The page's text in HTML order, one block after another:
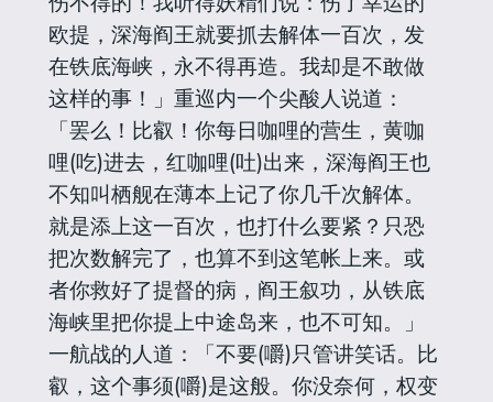
欧提，深海阎王就要抓去解体一百次，发
在铁底海峡，永不得再造。我却是不敢做
这样的事！」重巡内一个尖酸人说道：
「罢么！比叡！你每日咖哩的营生，黄咖
哩(吃)进去，红咖哩(吐)出来，深海阎王也
不知叫栖舰在薄本上记了你几千次解体。
就是添上这一百次，也打什么要紧？只恐
把次数解完了，也算不到这笔帐上来。或
者你救好了提督的病，阎王叙功，从铁底
海峡里把你提上中途岛来，也不可知。」
一航战的人道：「不要(嚼)只管讲笑话。比
叡，这个事须(嚼)是这般。你没奈何，权变